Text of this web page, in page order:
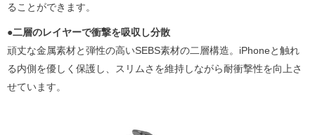
ることができます。
●二層のレイヤーで衝撃を吸収し分散
頑丈な金属素材と弾性の高いSEBS素材の二層構造。iPhoneと触れ
る内側を優しく保護し、スリムさを維持しながら耐衝撃性を向上さ
せています。